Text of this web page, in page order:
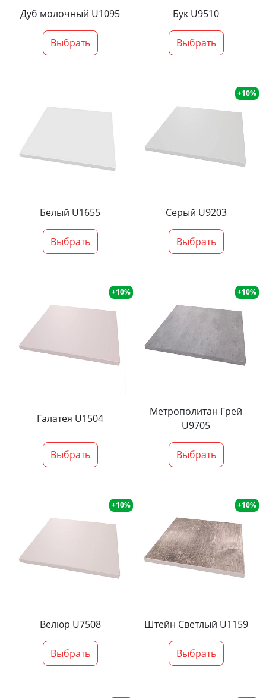
Дуб молочный U1095
Выбрать
Бук U9510
Выбрать
Белый U1655
Выбрать
+10%
Серый U9203
Выбрать
+10%
Галатея U1504
Выбрать
+10%
Метрополитан Грей
U9705
Выбрать
+10%
Велюр U7508
Выбрать
+10%
Штейн Светлый U1159
Выбрать